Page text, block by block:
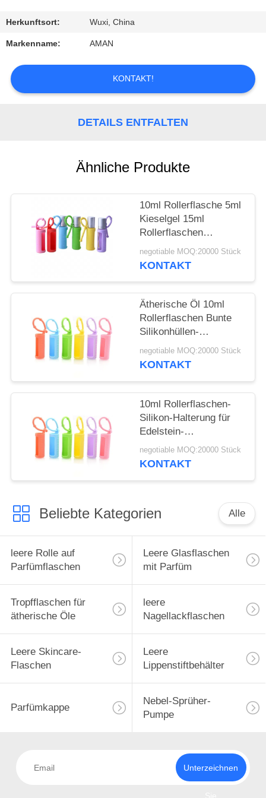
WERKSBESICHTIGUNG
QUALITÄTSKONTROLLE
KONTAKT
NACHRICHT
ANGEBOT
PRIVACY
POLICY
Herkunftsort: Wuxi, China
Markenname: AMAN
KONTAKT!
DETAILS ENTFALTEN
Ähnliche Produkte
10ml Rollerflasche 5ml
Kieselgel 15ml
Rollerflaschen
Tragbare, am Kabel
befestigte,
Schützende
Silikonhülle für Flasche
negotiable MOQ:20000 Stück
KONTAKT
Ätherische Öl 10ml
Rollerflaschen Bunte
Silikonhüllen-
Schutzhülle
Nachfüllbare
negotiable MOQ:20000 Stück
KONTAKT
10ml Rollerflaschen-
Silikon-Halterung für
Edelstein-
Rollerflaschen, 5ml
Roll-On-Flaschen,
negotiable MOQ:20000 Stück
KONTAKT
Beliebte Kategorien Alle
leere Rolle auf
Parfümflaschen
Leere Glasflaschen
mit Parfüm
Tropfflaschen für
ätherische Öle
leere
Nagellackflaschen
Leere Skincare-
Flaschen
Leere
Lippenstiftbehälter
Parfümkappe
Nebel-Sprüher-
Pumpe
Unterzeichnen